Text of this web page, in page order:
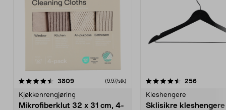
3809anmeldelser(9,97/stk)
Kjøkkenrengjøring
Mikrofiberklut 32 x 31 cm, 4-
4.5av 5 stjerner 256
Kleshengere
Sklisikre
4.5av 5 stjerner